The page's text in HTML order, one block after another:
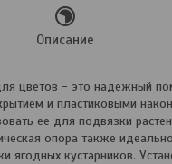
Описание
цветов - это надежный
и пластиковыми
ее для подвязки
опора также
ягодных кустарников.